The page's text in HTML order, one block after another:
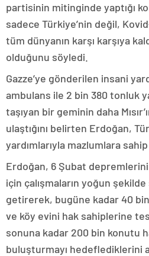
partisinin mitinginde yaptığı
sadece Türkiye’nin değil,
tüm dünyanın karşı karşıya
olduğunu söyledi.
Gazze’ye gönderilen insani
ambulans ile 2 bin 380 tonluk
taşıyan bir geminin daha
ulaştığını belirten Erdoğan,
yardımlarıyla mazlumlara sahip
Erdoğan, 6 Şubat
için çalışmaların yoğun
getirerek, bugüne kadar 40
ve köy evini hak sahiplerine
sonuna kadar 200 bin konutu
buluşturmayı hedeflediklerini